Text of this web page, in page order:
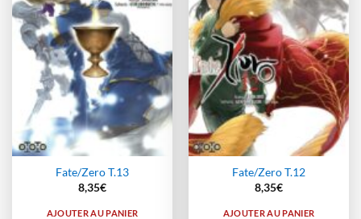
Fate/Zero T.13
8,35€
AJOUTER AU PANIER
Fate/Zero T.12
8,35€
AJOUTER AU PANIER